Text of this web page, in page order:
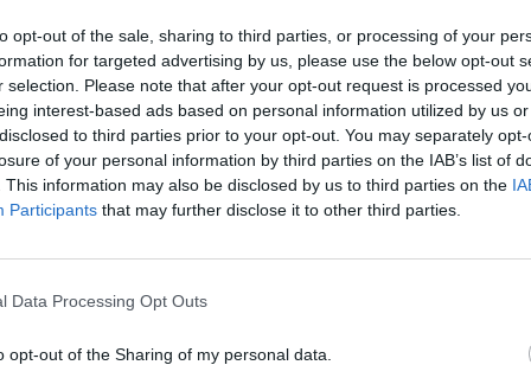
opt-out of the sale, sharing to third parties, or processing of your
for targeted advertising by us, please use the below opt-out
selection. Please note that after your opt-out request is processed
interest-based ads based on personal information utilized by us
to third parties prior to your opt-out. You may separately
of your personal information by third parties on the IAB’s list of
This information may also be disclosed by us to third parties on the
Participants that may further disclose it to other third parties.
Data Processing Opt Outs
opt-out of the Sharing of my personal data.
της Σπάρτης ήταν στην κορυφή της
κ. Πέτρου Δούκα με την υπουργό
πραγματοποιήθηκε τη Δευτέρα 16
κλίμα σύμφωνα με όσα είπε στο
συνάντηση πήγε πάρα πολύ καλά, το πνεύμα
προς την κατεύθυνση που έχει ήδη
προς αυτή την κατεύθυνση ο κύριος
Πιάνο, του διακεκριμένου αρχιτέκτονα,